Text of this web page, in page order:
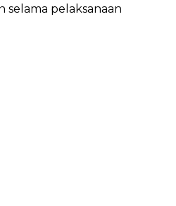
selama pelaksanaan